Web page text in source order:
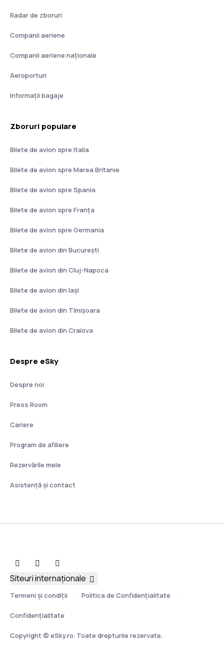
Radar de zboruri
Companii aeriene
Companii aeriene naţionale
Aeroporturi
Informații bagaje
Zboruri populare
Bilete de avion spre Italia
Bilete de avion spre Marea Britanie
Bilete de avion spre Spania
Bilete de avion spre Franţa
Bilete de avion spre Germania
Bilete de avion din București
Bilete de avion din Cluj-Napoca
Bilete de avion din Iași
Bilete de avion din Timișoara
Bilete de avion din Craiova
Despre eSky
Despre noi
Press Room
Cariere
Program de afiliere
Rezervările mele
Asistenţă şi contact
Termeni şi condiţii Politica de Confidențialitate
Confidențialitate
Copyright © eSky.ro. Toate drepturile rezervate.
Siteuri internaționale